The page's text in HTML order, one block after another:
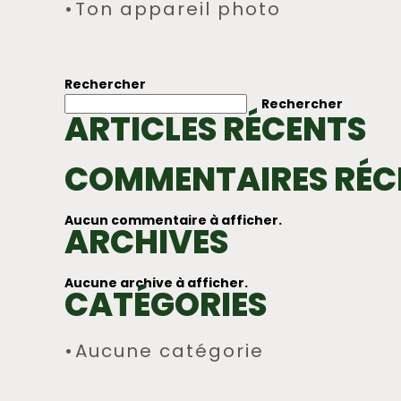
Ton appareil photo
DE
L’ARTICLE
Rechercher
Rechercher
ARTICLES RÉCENTS
COMMENTAIRES
Aucun commentaire à afficher.
ARCHIVES
Aucune archive à afficher.
CATÉGORIES
Aucune catégorie